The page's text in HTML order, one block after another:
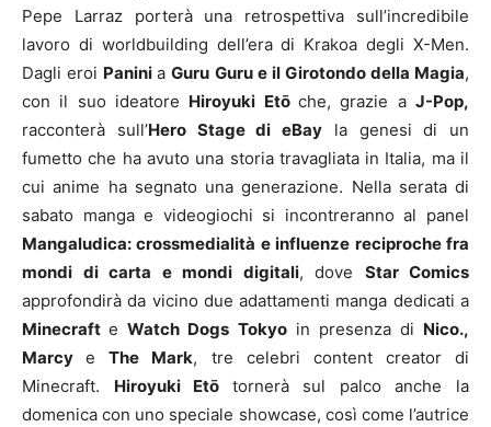
Pepe Larraz porterà una retrospettiva sull’incredibile
lavoro di worldbuilding dell’era di Krakoa degli X-Men.
Dagli eroi PaniniaGuru Guru e il Girotondo della Magia,
con il suo ideatore Hiroyuki Etōche, grazie aJ-Pop,
racconterà sull’Hero Stage di eBay la genesi di un
fumetto che ha avuto una storia travagliata in Italia, ma il
cui anime ha segnato una generazione. Nella serata di
sabato manga e videogiochi si incontreranno al panel
Mangaludica: crossmedialità e influenze reciproche fra
mondi di carta e mondi digitali, dove Star Comics
approfondirà da vicino due adattamenti manga dedicati a
MinecrafteWatch Dogs Tokyoin presenza di Nico.,
MarcyeThe Mark, tre celebri content creator di
Minecraft. Hiroyuki Etō tornerà sul palco anche la
domenica con uno speciale showcase, così come l’autrice